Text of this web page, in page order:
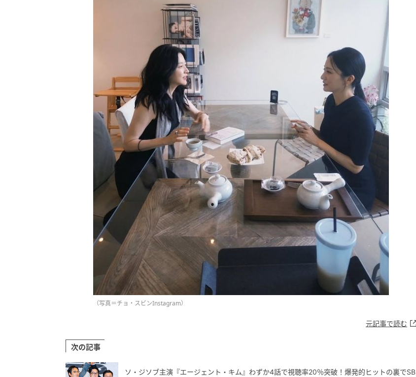
（写真＝チョ・スビンInstagram）
元記事で読む
次の記事
ソ・ジソブ主演『エージェント・キム』わずか4話で視聴率20％突破！爆発的ヒットの裏でSB